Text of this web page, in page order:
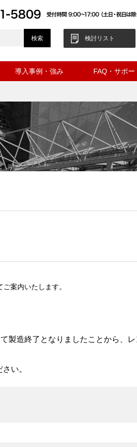
検討リスト
導入事例・強み FAQ・サポー
案内いたします。
製造終了となりましたことから、
い。